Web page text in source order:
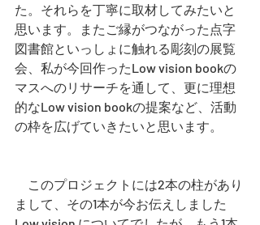
た。それらを丁寧に取材してみたいと
思います。またご縁がつながった点字
図書館といっしょに触れる彫刻の展覧
会、私が今回作ったLow vision bookの
マスへのリサーチを通して、更に理想
的なLow vision bookの提案など、活動
の枠を広げていきたいと思います。
このプロジェクトには2本の柱があり
まして、その1本が今お伝えしました